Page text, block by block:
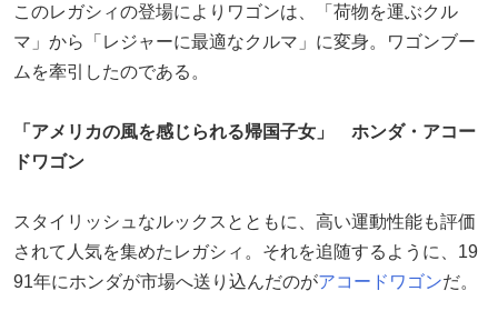
このレガシィの登場によりワゴンは、「荷物を運ぶクル
マ」から「レジャーに最適なクルマ」に変身。ワゴンブー
ムを牽引したのである。
「アメリカの風を感じられる帰国子女」 ホンダ・アコー
ドワゴン
スタイリッシュなルックスとともに、高い運動性能も評価
されて人気を集めたレガシィ。それを追随するように、19
91年にホンダが市場へ送り込んだのがアコードワゴンだ。